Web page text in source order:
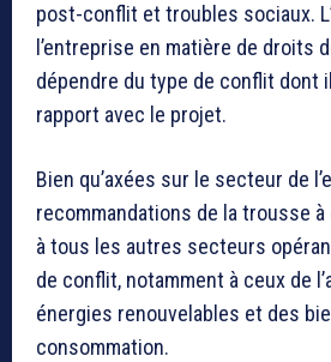
post-conflit et troubles sociaux.
l’entreprise en matière de droits
dépendre du type de conflit dont
rapport avec le projet.
Bien qu’axées sur le secteur de
recommandations de la trousse à
à tous les autres secteurs
de conflit, notamment à ceux de
énergies renouvelables et des
consommation.